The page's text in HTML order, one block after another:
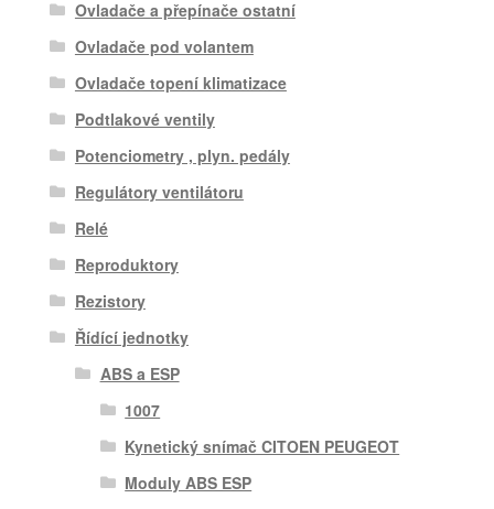
Ovladače a přepínače ostatní
Ovladače pod volantem
Ovladače topení klimatizace
Podtlakové ventily
Potenciometry , plyn. pedály
Regulátory ventilátoru
Relé
Reproduktory
Rezistory
Řídící jednotky
ABS a ESP
1007
Kynetický snímač CITOEN PEUGEOT
Moduly ABS ESP